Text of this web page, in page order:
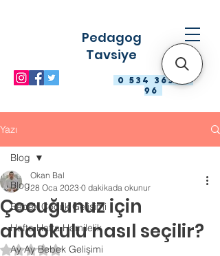
0 534 363 98
96
Pedagog
Tavsiye
Yazı
Blog
Bebek Çocuk Gelişimi
Hafta Hafta Hamilelik
Ay Ay Bebek Gelişimi
Blog
Çocuğunuz için
anaokulu nasıl seçilir?
Okan Bal
28 Oca 2023 0 dakikada okunur
5 üzerinden NaN yıldız